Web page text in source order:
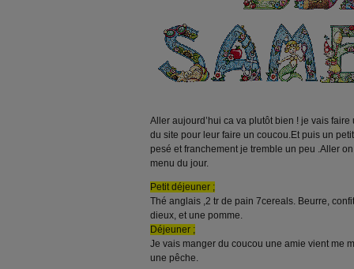
Aller aujourd’hui ca va plutôt bien ! je vais
du site pour leur faire un coucou.Et puis un
pesé et franchement je tremble un peu .Aller
menu du jour.
Petit déjeuner ;
Thé anglais ,2 tr de pain 7cereals. Beurre,
dieux, et une pomme.
Déjeuner ;
Je vais manger du coucou une amie vient me
une pêche.